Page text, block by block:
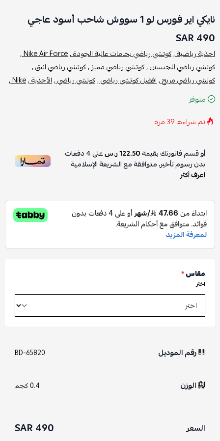
نايكي اير فورس لو 1 سووش شاحب أسود عاجي
490 SAR
احذية رياضية ,كوتشي رياضي بخامات عالية الجودة ,Nike Air Force ,
كوتشي رياضي للجنسين ,كوتشي رياضي مميز ,كوتشي رياضي انيق ,
كوتشي رياضي مريح ,افضل كوتشي رياضي ,كوتشي رياضي ,الأحذية ,Nike ,
متوفر
تم شراءه39مرة
أو قسم فاتورتك بقيمة122.50 ر.س على4دفعات
بدون رسوم تأخير، متوافقة مع الشريعة الإسلامية
اعرف أكثر
مقاس*
اختر
رقم الموديل BD-65820
الوزن 0.4 كجم
السعر 490 SAR